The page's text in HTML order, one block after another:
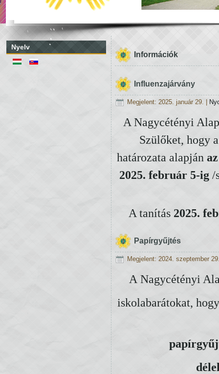
Nyelv
Információk
Influenzajárvány
Megjelent: 2025. január 29.
A Nagycétényi
Szülőket, hogy
határozata alapján
2025. február 5-ig /
A tanítás 2025.
Papírgyűjtés
Megjelent: 2024. szeptember
A Nagycétényi
iskolabarátokat,